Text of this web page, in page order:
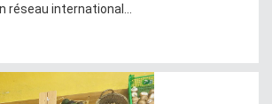
réseau international...